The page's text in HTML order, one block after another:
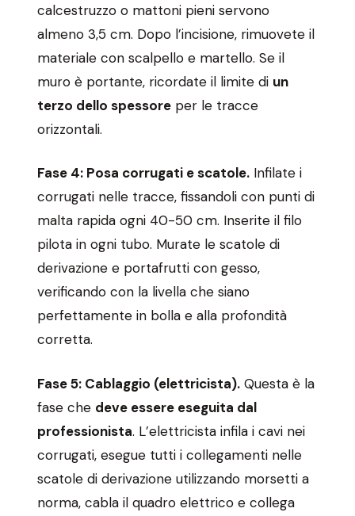
calcestruzzo o mattoni pieni servono
almeno 3,5 cm. Dopo l’incisione, rimuovete il
materiale con scalpello e martello. Se il
muro è portante, ricordate il limite di un
terzo dello spessore per le tracce
orizzontali.
Fase 4: Posa corrugati e scatole. Infilate i
corrugati nelle tracce, fissandoli con punti di
malta rapida ogni 40-50 cm. Inserite il filo
pilota in ogni tubo. Murate le scatole di
derivazione e portafrutti con gesso,
verificando con la livella che siano
perfettamente in bolla e alla profondità
corretta.
Fase 5: Cablaggio (elettricista). Questa è la
fase che deve essere eseguita dal
professionista. L’elettricista infila i cavi nei
corrugati, esegue tutti i collegamenti nelle
scatole di derivazione utilizzando morsetti a
norma, cabla il quadro elettrico e collega